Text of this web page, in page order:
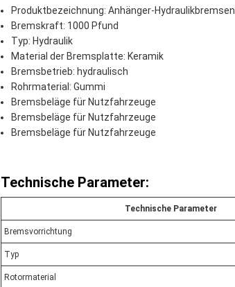
Produktbezeichnung: Anhänger-Hydraulikbremsen
Bremskraft: 1000 Pfund
Typ: Hydraulik
Material der Bremsplatte: Keramik
Bremsbetrieb: hydraulisch
Rohrmaterial: Gummi
Bremsbeläge für Nutzfahrzeuge
Bremsbeläge für Nutzfahrzeuge
Bremsbeläge für Nutzfahrzeuge
Technische Parameter:
Technische Parameter
Bremsvorrichtung
Typ
Rotormaterial